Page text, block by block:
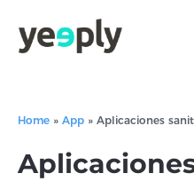
Home » App » Aplicaciones